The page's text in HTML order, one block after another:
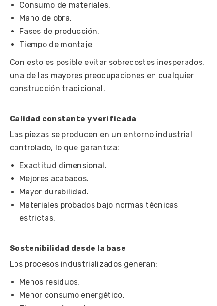
Consumo de materiales.
Mano de obra.
Fases de producción.
Tiempo de montaje.
Con esto es posible evitar sobrecostes inesperados,
una de las mayores preocupaciones en cualquier
construcción tradicional.
Calidad constante y verificada
Las piezas se producen en un entorno industrial
controlado, lo que garantiza:
Exactitud dimensional.
Mejores acabados.
Mayor durabilidad.
Materiales probados bajo normas técnicas
estrictas.
Sostenibilidad desde la base
Los procesos industrializados generan:
Menos residuos.
Menor consumo energético.